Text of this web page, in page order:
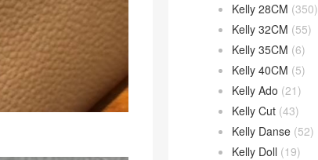
Kelly 28CM (350)
Kelly 32CM (55)
Kelly 35CM (6)
Kelly 40CM (5)
Kelly Ado (21)
Kelly Cut (43)
Kelly Danse (52)
Kelly Doll (19)